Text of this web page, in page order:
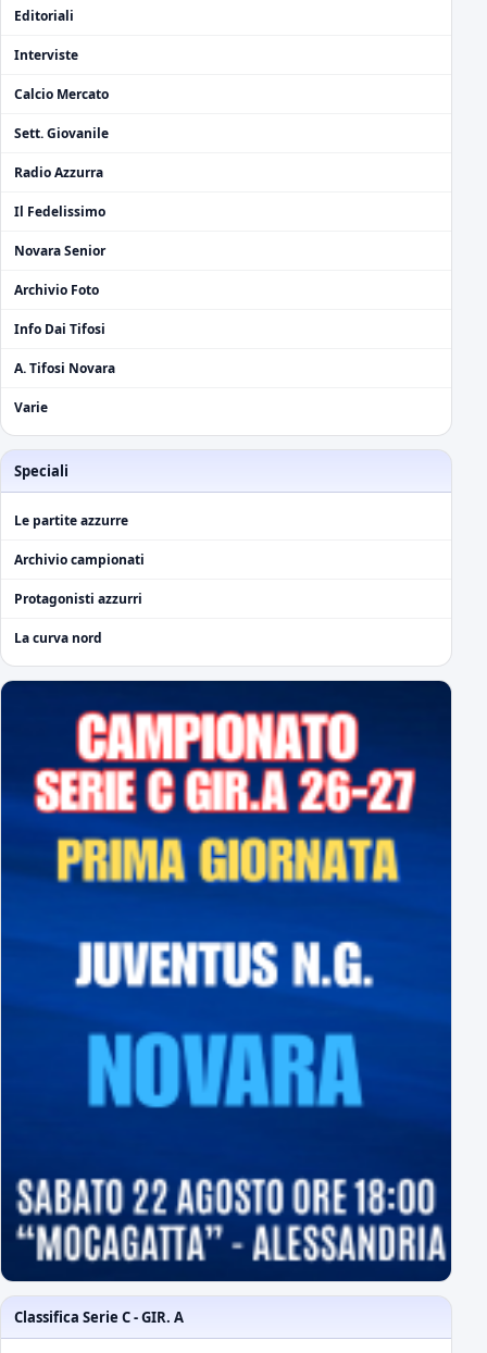
Editoriali
Interviste
Calcio Mercato
Sett. Giovanile
Radio Azzurra
Il Fedelissimo
Novara Senior
Archivio Foto
Info Dai Tifosi
A. Tifosi Novara
Varie
Speciali
Le partite azzurre
Archivio campionati
Protagonisti azzurri
La curva nord
Classifica Serie C - GIR. A